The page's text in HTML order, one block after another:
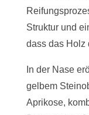
Struktur und
dass das Holz
In der Nase
gelbem
Aprikose,